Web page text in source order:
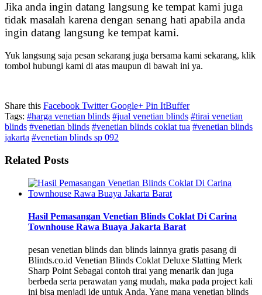
Jika anda ingin datang langsung ke tempat kami juga
tidak masalah karena dengan senang hati apabila anda
ingin datang langsung ke tempat kami.
Yuk langsung saja pesan sekarang juga bersama kami sekarang, klik
tombol hubungi kami di atas maupun di bawah ini ya.
Share this Facebook TwitterGoogle+ Pin ItBuffer
Tags: #harga venetian blinds #jual venetian blinds #tirai venetian
blinds #venetian blinds #venetian blinds coklat tua #venetian blinds
jakarta #venetian blinds sp 092
Related Posts
Hasil Pemasangan Venetian Blinds Coklat Di Carina
Townhouse Rawa Buaya Jakarta Barat
pesan venetian blinds dan blinds lainnya gratis pasang di
Blinds.co.id Venetian Blinds Coklat Deluxe Slatting Merk
Sharp Point Sebagai contoh tirai yang menarik dan juga
berbeda serta perawatan yang mudah, maka pada project kali
ini bisa menjadi ide untuk Anda. Yang mana venetian blinds